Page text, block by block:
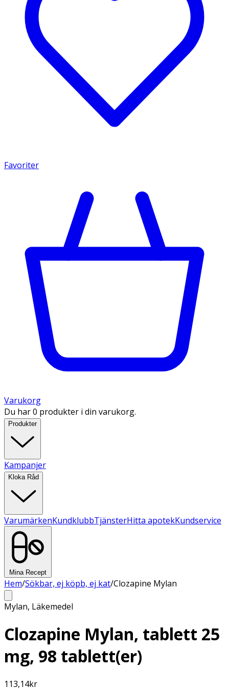
Favoriter
Varukorg
Du har 0 produkter i din varukorg.
Produkter
Kampanjer
Kloka Råd
VarumärkenKundklubbTjänsterHitta apotekKundservice
Mina Recept
Hem/Sökbar, ej köpb, ej kat/Clozapine Mylan
Mylan, Läkemedel
Clozapine Mylan, tablett 25
mg, 98 tablett(er)
113,14kr